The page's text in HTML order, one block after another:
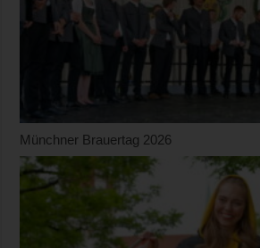
Münchner Brauertag 2026